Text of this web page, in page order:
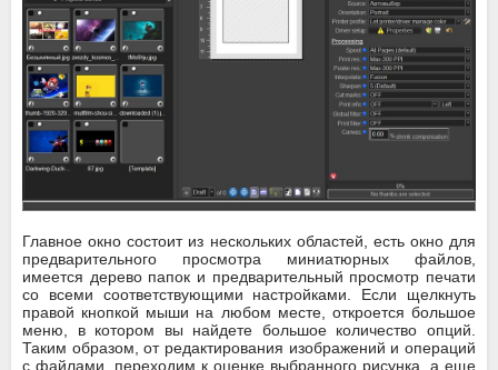
Главное окно состоит из нескольких областей, есть окно для
предварительного просмотра миниатюрных файлов,
имеется дерево папок и предварительный просмотр печати
со всеми соответствующими настройками. Если щелкнуть
правой кнопкой мыши на любом месте, откроется большое
меню, в котором вы найдете большое количество опций.
Таким образом, от редактирования изображений и операций
с файлами, переходим к оценке выбранного рисунка, а еще